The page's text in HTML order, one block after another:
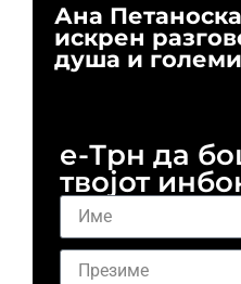
Ана
искрен
душа и
е-Трн да
твојот